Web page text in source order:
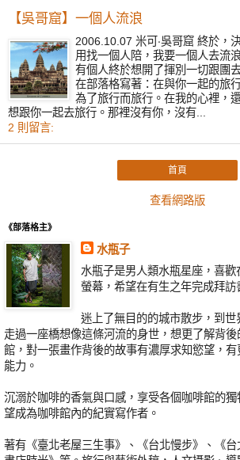
【吳哥窟】一個人流浪
2006.10.07 米可‧吳哥窟 終於，
用找一個人陪，我要一個人去流
有個人終於想開了揮別一切跟團
在部落格寫著：在與你一起的旅
為了旅行而旅行。在我的心裡，
想跟你一起去旅行。那裡沒有你，沒有...
2 則留言:
首頁
查看網路版
《部落格主》
水瓶子
水瓶子是男人類水瓶星座，喜
螢幕，希望在有生之年完成拜訪
迷上了無目的的城市散步，到世
走過一座橋想像這條河流的身世，想更了解背
館，對一張畫作背後的故事有濃厚求知慾望，
能力。
沉溺於咖啡的香氣與口感，享受各個咖啡館的
望成為咖啡館內的紀實寫作者。
著有《臺北老屋三生事》、《台北慢步》、《